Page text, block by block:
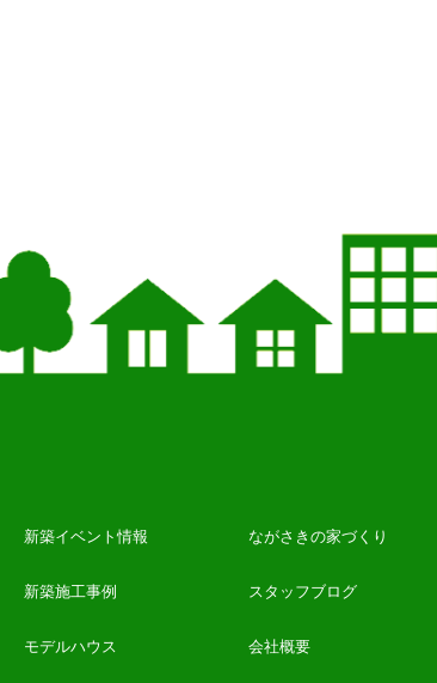
新築イベント情報
新築施工事例
モデルハウス
ながさきの家づくり
スタッフブログ
会社概要